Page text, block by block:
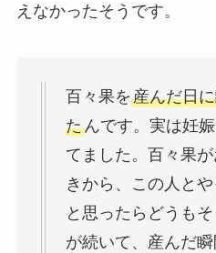
えなかったそうです。
百々果を産んだ日
たんです。実は妊
てました。百々果
きから、この人と
と思ったらどうも
が続いて、産んだ